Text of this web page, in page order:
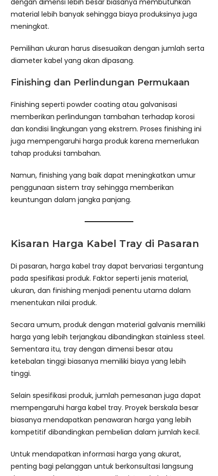
material lebih banyak sehingga biaya produksinya juga
meningkat.
Pemilihan ukuran harus disesuaikan dengan jumlah serta
diameter kabel yang akan dipasang.
Finishing dan Perlindungan Permukaan
Finishing seperti powder coating atau galvanisasi
memberikan perlindungan tambahan terhadap korosi
dan kondisi lingkungan yang ekstrem. Proses finishing ini
juga mempengaruhi harga produk karena memerlukan
tahap produksi tambahan.
Namun, finishing yang baik dapat meningkatkan umur
penggunaan sistem tray sehingga memberikan
keuntungan dalam jangka panjang.
Kisaran Harga Kabel Tray di Pasaran
Di pasaran, harga kabel tray dapat bervariasi tergantung
pada spesifikasi produk. Faktor seperti jenis material,
ukuran, dan finishing menjadi penentu utama dalam
menentukan nilai produk.
Secara umum, produk dengan material galvanis memiliki
harga yang lebih terjangkau dibandingkan stainless steel.
Sementara itu, tray dengan dimensi besar atau
ketebalan tinggi biasanya memiliki biaya yang lebih
tinggi.
Selain spesifikasi produk, jumlah pemesanan juga dapat
mempengaruhi harga kabel tray. Proyek berskala besar
biasanya mendapatkan penawaran harga yang lebih
kompetitif dibandingkan pembelian dalam jumlah kecil.
Untuk mendapatkan informasi harga yang akurat,
penting bagi pelanggan untuk berkonsultasi langsung